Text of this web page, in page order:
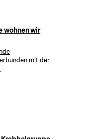
wohnen wir
mit der